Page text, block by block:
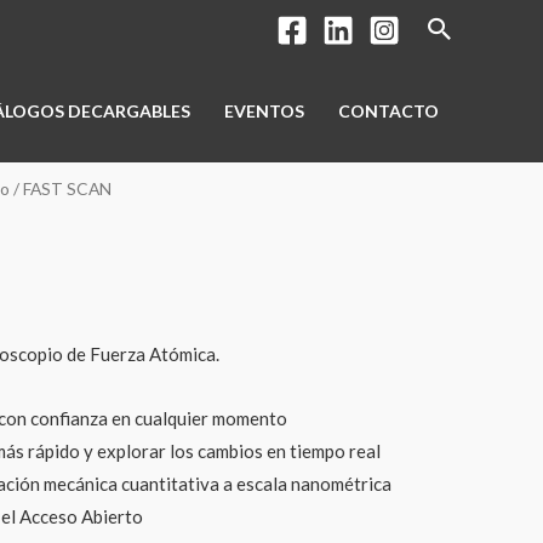
Buscar
DECARGABLES EVENTOS CONTACTO
/ FAST SCAN
de Fuerza Atómica.
confianza en cualquier momento
rápido y explorar los cambios en tiempo real
mecánica cuantitativa a escala nanométrica
Acceso Abierto